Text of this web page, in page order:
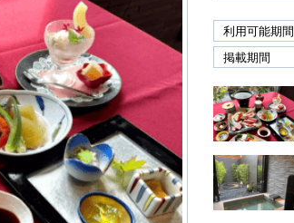
利用可能期間
掲載期間